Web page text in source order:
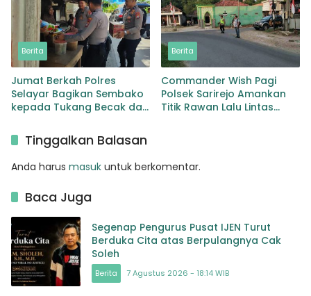
Berita
Jumat Berkah Polres
Selayar Bagikan Sembako
kepada Tukang Becak dan
Berita
Commander Wish Pagi
Polsek Sarirejo Amankan
Titik Rawan Lalu Lintas
Tinggalkan Balasan
Anda harus masuk untuk berkomentar.
Baca Juga
Segenap Pengurus Pusat IJEN Turut
Berduka Cita atas Berpulangnya Cak
Soleh
Berita 7 Agustus 2026 - 18:14 WIB